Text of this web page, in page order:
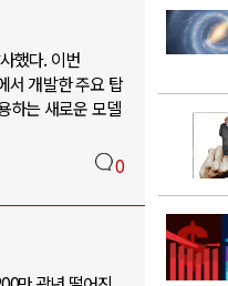
했다. 이번
서 개발한 주요 탑
하는 새로운 모델
0